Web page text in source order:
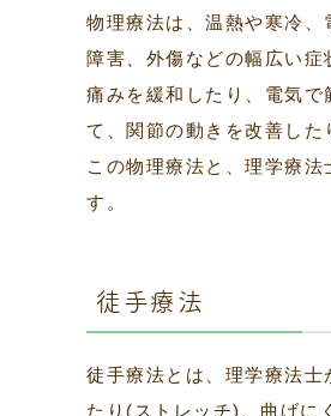
物理療法は、温熱や寒冷
障害、外傷などの幅広い
痛みを緩和したり、電気
て、関節の動きを改善した
この物理療法と、理学療
す。
徒手療法
徒手療法とは、理学療法
たり(ストレッチ)、曲げに